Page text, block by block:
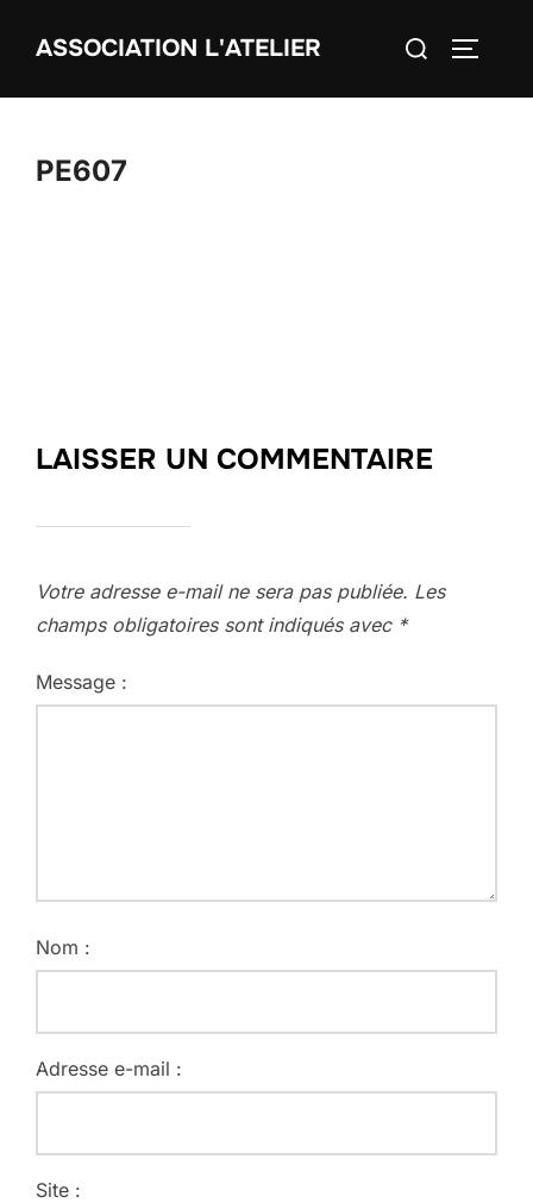
ASSOCIATION L'ATELIER Rechercher :
PE607
LAISSER UN COMMENTAIRE
Votre adresse e-mail ne sera pas publiée. Les
champs obligatoires sont indiqués avec *
Message :
Nom :
Adresse e-mail :
Site :